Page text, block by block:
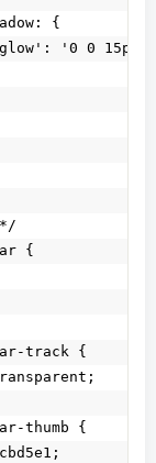
{
'0 0 15px
{
track {
thumb {